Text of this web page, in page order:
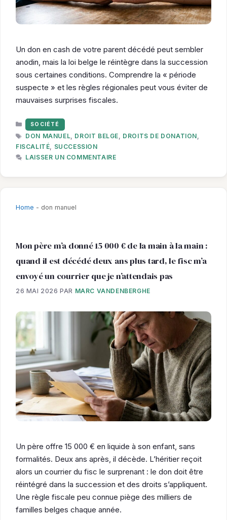
Un don en cash de votre parent décédé peut sembler
anodin, mais la loi belge le réintègre dans la succession
sous certaines conditions. Comprendre la « période
suspecte » et les règles régionales peut vous éviter de
mauvaises surprises fiscales.
CATÉGORIES
SOCIÉTÉ
ÉTIQUETTES
DON MANUEL, DROIT BELGE, DROITS DE DONATION,
FISCALITÉ, SUCCESSION
LAISSER UN COMMENTAIRE
Home - don manuel
Mon père m’a donné 15 000 € de la main à la main :
quand il est décédé deux ans plus tard, le fisc m’a
envoyé un courrier que je n’attendais pas
26 MAI 2026 PAR MARC VANDENBERGHE
Un père offre 15 000 € en liquide à son enfant, sans
formalités. Deux ans après, il décède. L’héritier reçoit
alors un courrier du fisc le surprenant : le don doit être
réintégré dans la succession et des droits s’appliquent.
Une règle fiscale peu connue piège des milliers de
familles belges chaque année.